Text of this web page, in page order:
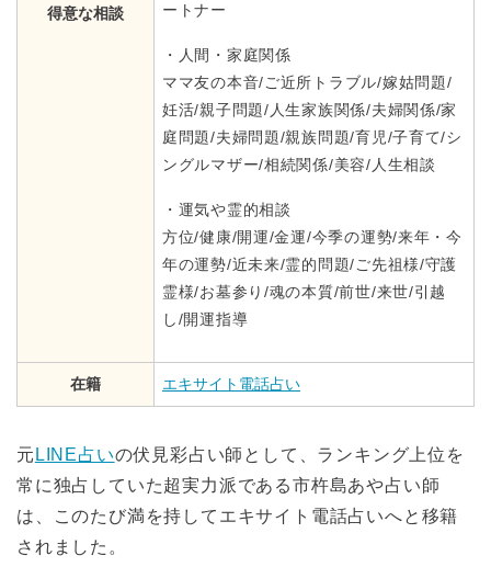
得意な相談
ートナー
・人間・家庭関係
ママ友の本音/ご近所トラブル/嫁姑問題/
妊活/親子問題/人生家族関係/夫婦関係/家
庭問題/夫婦問題/親族問題/育児/子育て/シ
ングルマザー/相続関係/美容/人生相談
・運気や霊的相談
方位/健康/開運/金運/今季の運勢/来年・今
年の運勢/近未来/霊的問題/ご先祖様/守護
霊様/お墓参り/魂の本質/前世/来世/引越
し/開運指導
在籍 エキサイト電話占い
元 LINE占いの伏見彩占い師として、ランキング上位を
常に独占していた超実力派である市杵島あや占い師
は、このたび満を持してエキサイト電話占いへと移籍
されました。